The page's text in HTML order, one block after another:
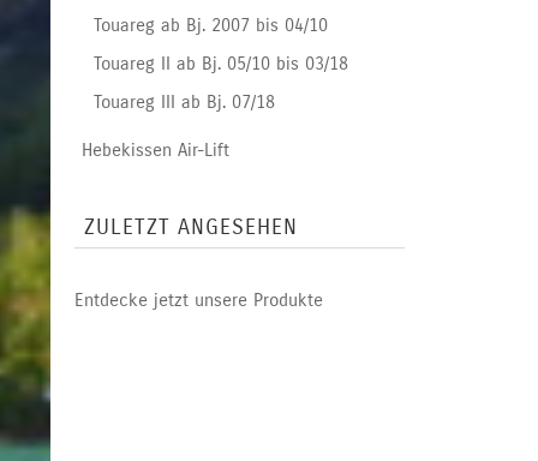
Touareg ab Bj. 2007 bis 04/10
Touareg II ab Bj. 05/10 bis 03/18
Touareg III ab Bj. 07/18
Hebekissen Air-Lift
ZULETZT ANGESEHEN
Entdecke jetzt unsere Produkte